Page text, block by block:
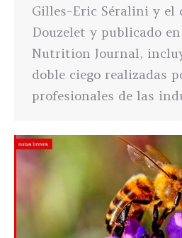
Gilles-Eric Séralini y el
Douzelet y publicado
Nutrition Journal,
doble ciego realizadas
profesionales de las